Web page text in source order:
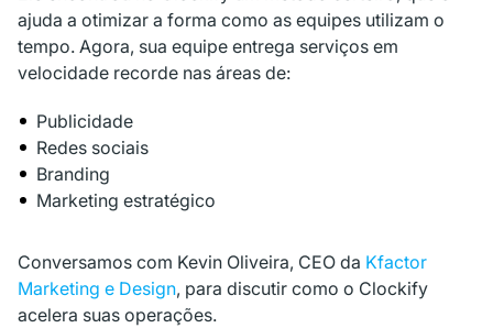
ajuda a otimizar a forma como as equipes utilizam o
tempo. Agora, sua equipe entrega serviços em
velocidade recorde nas áreas de:
Publicidade
Redes sociais
Branding
Marketing estratégico
Conversamos com Kevin Oliveira, CEO da Kfactor
Marketing e Design, para discutir como o Clockify
acelera suas operações.